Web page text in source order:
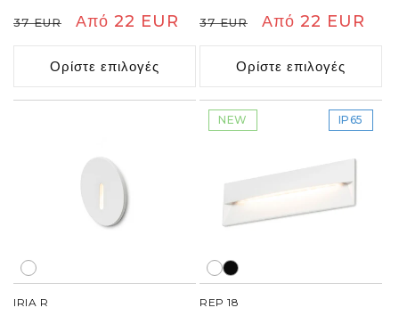
Κανονική
τιμή
37 EUR
Τιμή
έκπτωσης
Από 22 EUR
Ορίστε επιλογές
Κανονική
τιμή
37 EUR
Τιμή
έκπτωσης
Από 22 EUR
Ορίστε επιλογές
IRIA R
NEW IP65
REP 18